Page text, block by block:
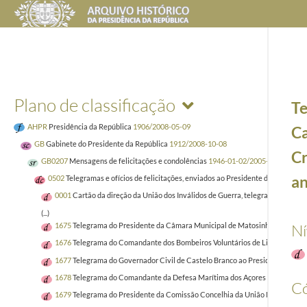
Plano de classificação
AHPR Presidência da República 1906/2008-05-09
GBGabinete do Presidente da República 1912/2008-10-08
GB0207 Mensagens de felicitações e condolências 1946-01-02/2005-04-02
0502Telegramas e ofícios de felicitações, enviados ao Presidente da
0001 Cartão da direção da União dos Inválidos de Guerra, telegramas do
(...)
1675Telegrama do Presidente da Câmara Municipal de Matosinhos,
1676Telegrama do Comandante dos Bombeiros Voluntários de Linda-a-
1677Telegrama do Governador Civil de Castelo Branco ao Presidente da
1678Telegrama do Comandante da Defesa Marítima dos Açores ao Chefe
1679Telegrama do Presidente da Comissão Concelhia da União Nacional